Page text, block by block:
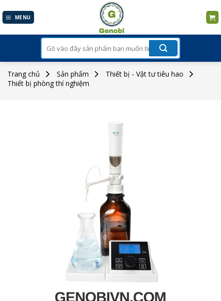
to
MENU
kiếm:
Trang chủ Sản phẩm
Thiết bị - Vật tư tiêu hao
Thiết bị phòng thí nghiệm